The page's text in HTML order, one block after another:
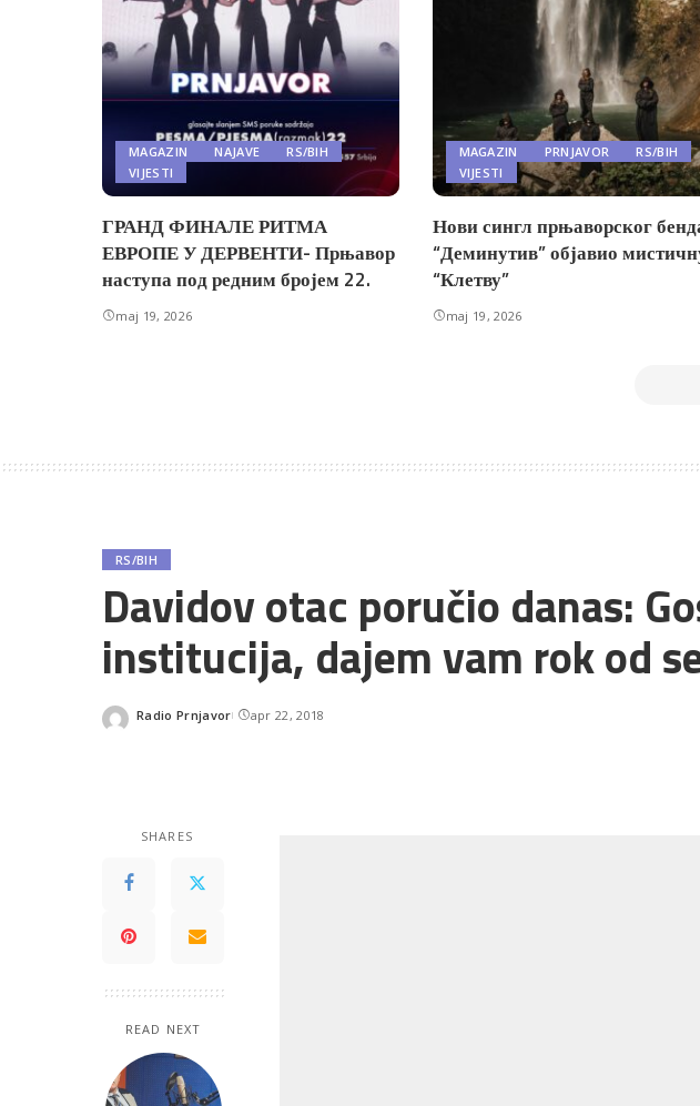
MAGAZIN NAJAVE
RS/BIH
VIJESTI
ГРАНД ФИНАЛЕ РИТМА
ЕВРОПЕ У ДЕРВЕНТИ- Прњавор
наступа под редним бројем 22.
maj 19, 2026
MAGAZIN PRNJAVOR
RS/BIH
VIJESTI
Нови сингл прњаворског
“Деминутив” објавио
“Клетву”
maj 19, 2026
RS/BIH
Davidov otac poručio danas:
institucija, dajem vam rok od
Posted
Radio Prnjavor apr 22, 2018
SHARES
READ NEXT